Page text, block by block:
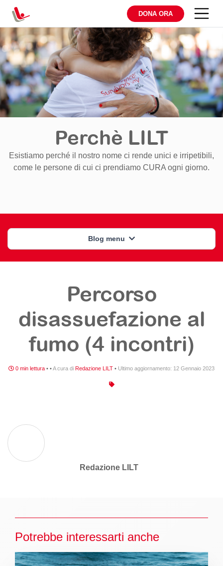
DONA ORA
Perchè LILT
Esistiamo perché il nostro nome ci rende unici e irripetibili,
come le persone di cui ci prendiamo CURA ogni giorno.
Blog menu
Percorso
disassuefazione al
fumo (4 incontri)
0 min lettura • •A cura di Redazione LILT • Ultimo aggiornamento: 12 Gennaio 2023
Redazione LILT
Potrebbe interessarti anche